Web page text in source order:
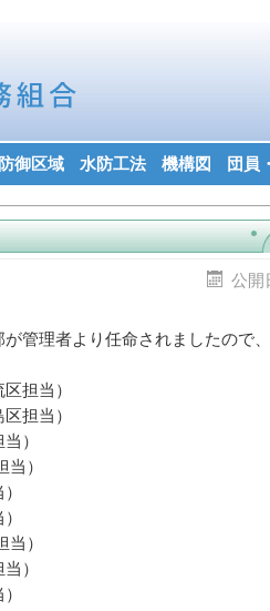
防御区域 水防工法 機構図 団員
公開
管理者より任命されましたので、
担当）
当）
）
）
）
）